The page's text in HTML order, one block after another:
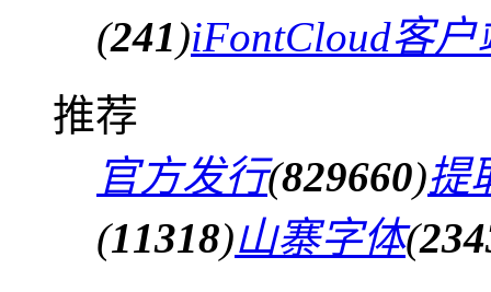
(241)iFontCloud客
推荐
官方发行(829660)提
(11318)山寨字体(